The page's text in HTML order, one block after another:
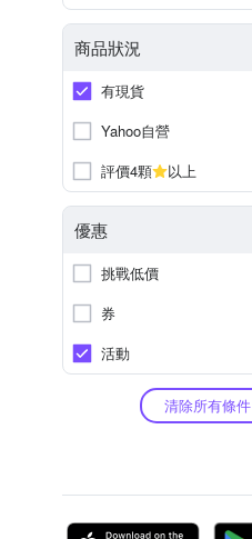
商品狀況
有現貨
Yahoo自營
評價4顆
以上
優惠
挑戰低價
券
活動
清除所有條件